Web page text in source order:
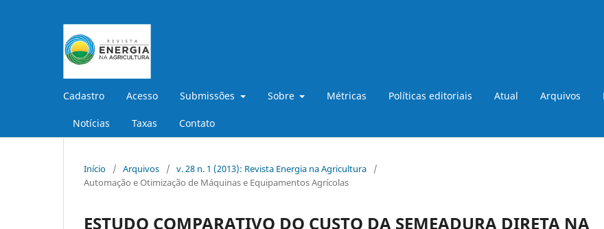
Cadastro Acesso Submissões Sobre Métricas Políticas editoriais Atual Arquivos
Notícias Taxas Contato
Início / Arquivos / v. 28 n. 1 (2013): Revista Energia na Agricultura
/
Automação e Otimização de Máquinas e Equipamentos Agrícolas
ESTUDO COMPARATIVO DO CUSTO DA SEMEADURA DIRETA NA